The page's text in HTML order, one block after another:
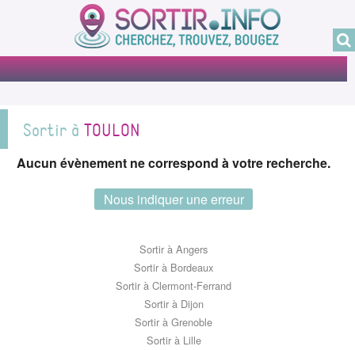
Sortir à TOULON
Aucun évènement ne correspond à votre recherche.
Nous indiquer une erreur
Sortir à Angers
Sortir à Bordeaux
Sortir à Clermont-Ferrand
Sortir à Dijon
Sortir à Grenoble
Sortir à Lille